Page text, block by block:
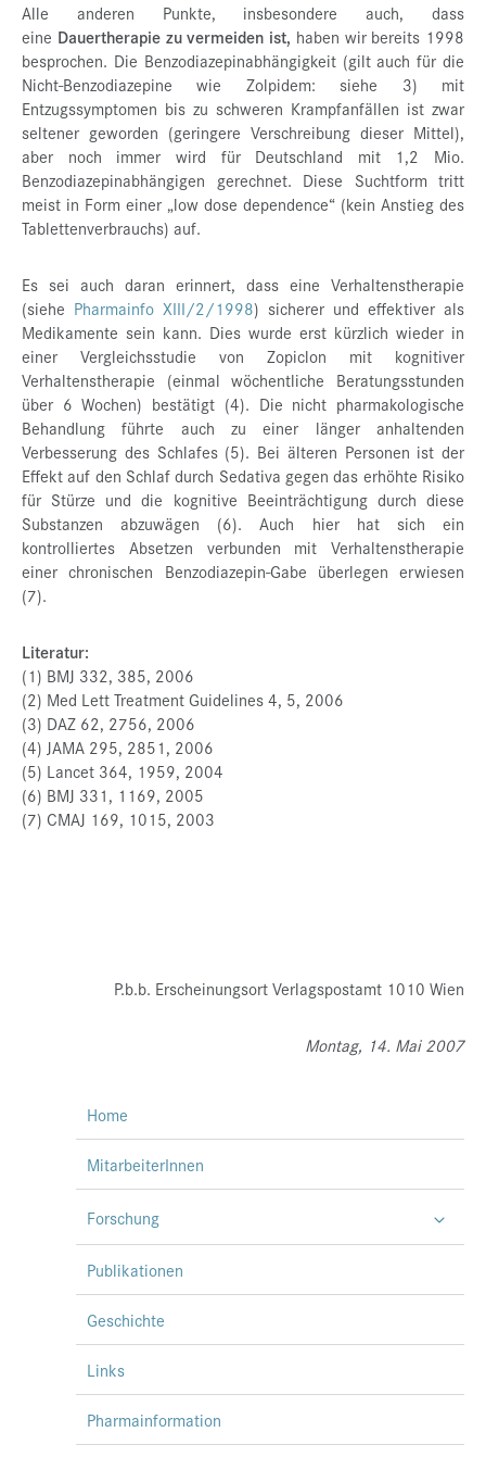
Alle anderen Punkte, insbesondere auch, dass
eine Dauertherapie zu vermeiden ist, haben wir bereits 1998
besprochen. Die Benzodiazepinabhängigkeit (gilt auch für die
Nicht-Benzodiazepine wie Zolpidem: siehe 3) mit
Entzugssymptomen bis zu schweren Krampfanfällen ist zwar
seltener geworden (geringere Verschreibung dieser Mittel),
aber noch immer wird für Deutschland mit 1,2 Mio.
Benzodiazepinabhängigen gerechnet. Diese Suchtform tritt
meist in Form einer „low dose dependence“ (kein Anstieg des
Tablettenverbrauchs) auf.
Es sei auch daran erinnert, dass eine Verhaltenstherapie
(siehe Pharmainfo XIII/2/1998) sicherer und effektiver als
Medikamente sein kann. Dies wurde erst kürzlich wieder in
einer Vergleichsstudie von Zopiclon mit kognitiver
Verhaltenstherapie (einmal wöchentliche Beratungsstunden
über 6 Wochen) bestätigt (4). Die nicht pharmakologische
Behandlung führte auch zu einer länger anhaltenden
Verbesserung des Schlafes (5). Bei älteren Personen ist der
Effekt auf den Schlaf durch Sedativa gegen das erhöhte Risiko
für Stürze und die kognitive Beeinträchtigung durch diese
Substanzen abzuwägen (6). Auch hier hat sich ein
kontrolliertes Absetzen verbunden mit Verhaltenstherapie
einer chronischen Benzodiazepin-Gabe überlegen erwiesen
(7).
Literatur:
(1) BMJ 332, 385, 2006
(2) Med Lett Treatment Guidelines 4, 5, 2006
(3) DAZ 62, 2756, 2006
(4) JAMA 295, 2851, 2006
(5) Lancet 364, 1959, 2004
(6) BMJ 331, 1169, 2005
(7) CMAJ 169, 1015, 2003
P.b.b. Erscheinungsort Verlagspostamt 1010 Wien
Montag, 14. Mai 2007
Home
MitarbeiterInnen
Forschung
Publikationen
Geschichte
Links
Pharmainformation